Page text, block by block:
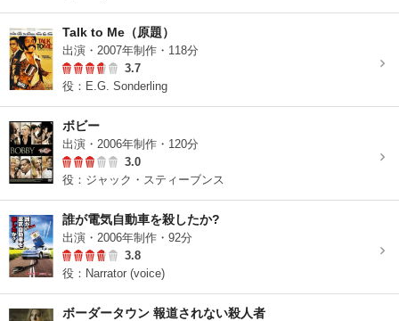
Talk to Me（原題）
出演・2007年制作・118分
3.7
役：E.G. Sonderling
ボビー
出演・2006年制作・120分
3.0
役：ジャック・スティーブンス
誰が電気自動車を殺したか?
出演・2006年制作・92分
3.8
役：Narrator (voice)
ボーダータウン 報道されない殺人者